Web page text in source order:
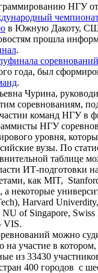
НГУ
в Южную Дакоту,
прошла
.
соревнований
года, был
.
Чурина,
соревнованиям,
команд НГУ в
НГУ
уровня,
вузы. По
таблице
ИТ-подготовки
как MIT,
некоторые
Harvard
of Singapore, Swiss
VIS.
можно
на участие в котором,
из 33430
400 городов с